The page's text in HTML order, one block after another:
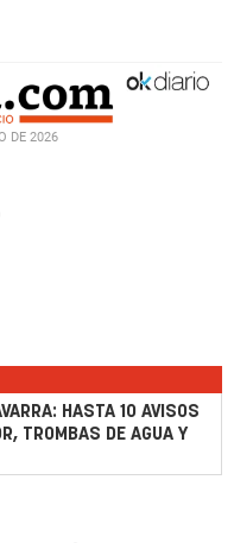
DE 2026
HASTA 10 AVISOS
TROMBAS DE AGUA Y